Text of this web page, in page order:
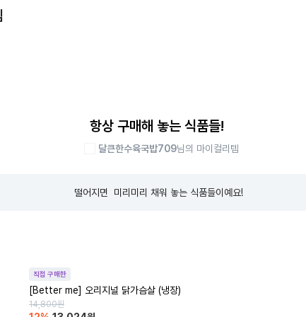
항상 구매해 놓는 식품들!
달큰한수육국밥709님의 마이컬리템
떨어지면  미리미리 채워 놓는 식품들이예요!
직접 구매한
[Better me] 오리지널 닭가슴살 (냉장)
14,800원